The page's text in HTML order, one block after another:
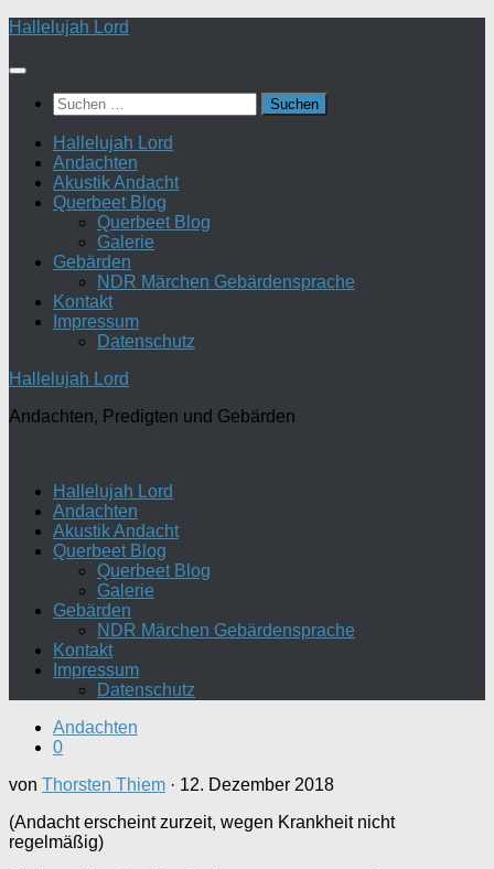
Zum
springen
Hallelujah Lord
Suchen
nach:
Hallelujah Lord
Andachten
Akustik Andacht
Querbeet Blog
Querbeet Blog
Galerie
Gebärden
NDR Märchen Gebärdensprache
Kontakt
Impressum
Datenschutz
Hallelujah Lord
Andachten, Predigten und Gebärden
Hallelujah Lord
Andachten
Akustik Andacht
Querbeet Blog
Querbeet Blog
Galerie
Gebärden
NDR Märchen Gebärdensprache
Kontakt
Impressum
Datenschutz
Andachten
0
von Thorsten Thiem · 12. Dezember 2018
(Andacht erscheint zurzeit, wegen Krankheit nicht
regelmäßig)